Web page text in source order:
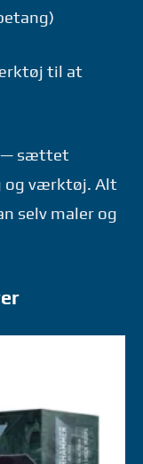
til at
— sættet
og værktøj. Alt
selv maler og